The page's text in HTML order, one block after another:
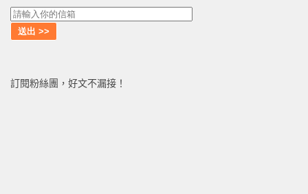
訂閱粉絲團，好文不漏接！